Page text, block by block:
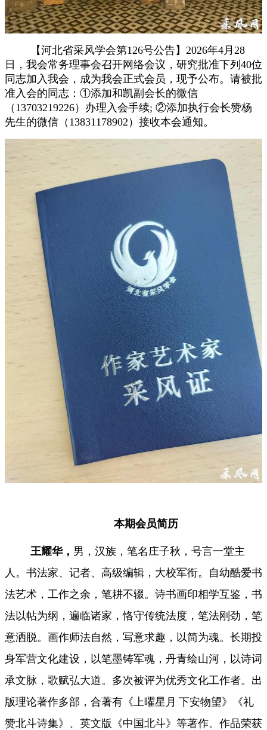
【河北省采风学会第126号公告】 2026年4月28
日，我会常务理事会召开网络会议，研究批准下列40位
同志加入我会，成为我会正式会员，现予公布。请被批
准入会的同志： ①添加和凯副会长的微信
（13703219226）办理入会手续; ②添加执行会长赞杨
先生的微信（13831178902）接收本会通知。
本期会员简历
王耀华， 男，汉族，笔名庄子秋，号言一堂主
人。书法家、 记者、高级编辑，大校军衔。自幼酷爱书
法艺术，工作之余，笔耕不辍。诗书画印相学互鉴，书
法以帖为纲，遍临诸家，恪守传统法度，笔法刚劲，笔
意洒脱。画作师法自然，写意求趣，以简为魂。长期投
身军营文化建设，以笔墨铸军魂，丹青绘山河，以诗词
承文脉，歌赋弘大道。多次被评为优秀文化工作者。出
版理论著作多部，合著有《上曜星月 下安物望》《礼
赞北斗诗集》、英文版《中国北斗》等著作。作品荣获